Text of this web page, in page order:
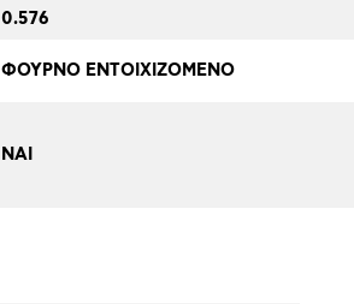
0.576
ΦΟΥΡΝΟ ΕΝΤΟΙΧΙΖΟΜΕΝΟ
ΝΑΙ